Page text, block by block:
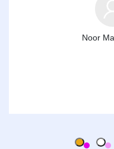
Noor